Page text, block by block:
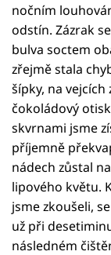
nočním
odstín. Zázrak
bulva soctem
zřejmě stala
šípky, na
čokoládový
skvrnami jsme
příjemně
nádech zůstal
lipového květu.
jsme zkoušeli,
už při
následném